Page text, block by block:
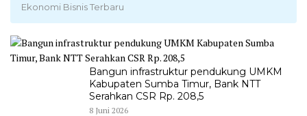
Ekonomi Bisnis Terbaru
Bangun infrastruktur pendukung UMKM
Kabupaten Sumba Timur, Bank NTT
Serahkan CSR Rp. 208,5
8 Juni 2026